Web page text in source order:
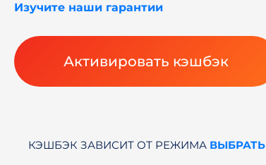
Изучите наши гарантии
Активировать кэшбэк
КЭШБЭК ЗАВИСИТ ОТ РЕЖИМА ВЫБРАТЬ